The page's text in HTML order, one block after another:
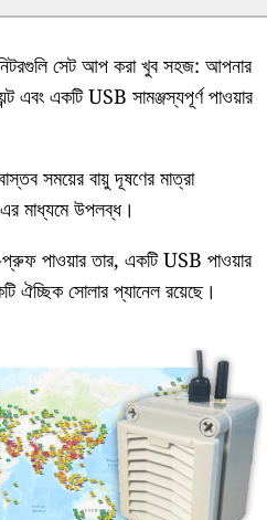
সেট আপ করা খুব সহজ: আপনার
এবং একটি USB সামঞ্জস্যপূর্ণ পাওয়ার
সময়ের বায়ু দূষণের মাত্রা
মাধ্যমে উপলব্ধ।
প্রুফ পাওয়ার তার, একটি USB পাওয়ার
ঐচ্ছিক সোলার প্যানেল রয়েছে।